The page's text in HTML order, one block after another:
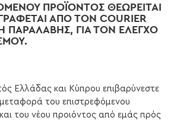
ΠΡΟΪΌΝΤΟΣ ΘΕΩΡΕΊΤΑΙ
ΑΠΌ ΤΟΝ COURIER
ΠΑΡΑΛΑΒΉΣ, ΓΙΑ ΤΟΝ ΈΛΕΓΧΟ
Ελλάδας και Κύπρου επιβαρύνεστε
του επιστρεφόμενου
του νέου προιόντος από εμάς πρός